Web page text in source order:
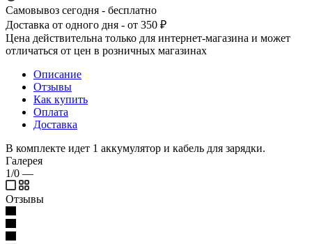
Самовывоз сегодня - бесплатно
Доставка от одного дня - от 350 ₽
Цена действительна только для интернет-магазина и может
отличаться от цен в розничных магазинах
Описание
Отзывы
Как купить
Оплата
Доставка
В комплекте идет 1 аккумулятор и кабель для зарядки.
Галерея
1/0 —
Отзывы